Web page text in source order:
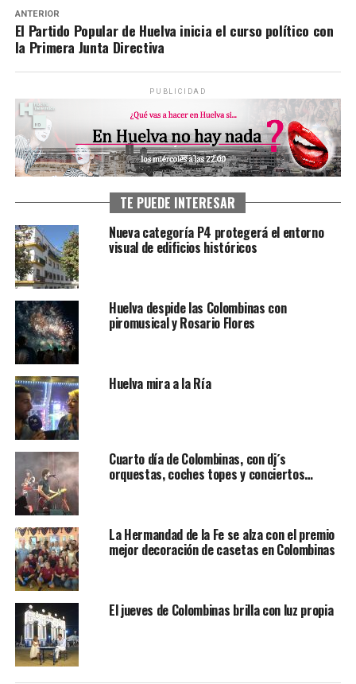
ANTERIOR
El Partido Popular de Huelva inicia el curso político con
la Primera Junta Directiva
PUBLICIDAD
TE PUEDE INTERESAR
Nueva categoría P4 protegerá el entorno
visual de edificios históricos
Huelva despide las Colombinas con
piromusical y Rosario Flores
Huelva mira a la Ría
Cuarto día de Colombinas, con dj´s
orquestas, coches topes y conciertos…
La Hermandad de la Fe se alza con el premio
mejor decoración de casetas en Colombinas
El jueves de Colombinas brilla con luz propia